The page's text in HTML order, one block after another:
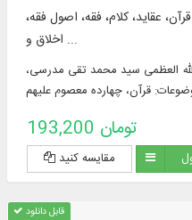
عقاید، کلام، فقه، اصول فقه،
اخلاق و ...
العظمی سید محمد تقی مدرسی،
قرآن، چهارده معصوم علیهم
العباس علیه السلام و ...
193,200 تومان
مقایسه کنید
قابل دانلود